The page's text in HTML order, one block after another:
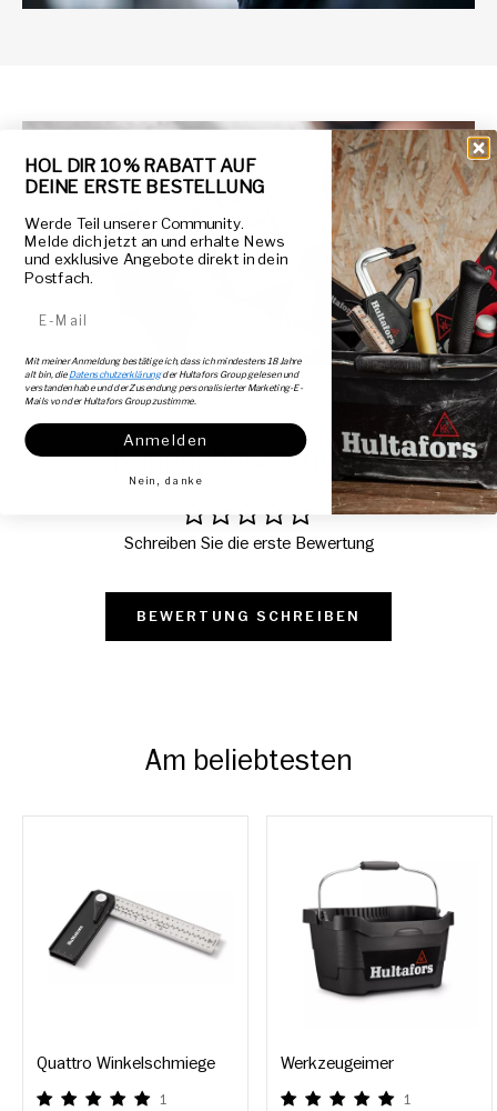
DIASHOW ANHALTEN
NÄCHSTE
Kundenbewertungen
Schreiben Sie die erste Bewertung
BEWERTUNG SCHREIBEN
Am beliebtesten
Quattro Winkelschmiege
1
Werkzeugeimer
1
HOL DIR 10 % RABATT AUF
DEINE ERSTE BESTELLUNG
Werde Teil unserer Community.
Melde dich jetzt an und erhalte News
und exklusive Angebote direkt in dein
Postfach.
Mit meiner Anmeldung bestätige ich, dass ich mindestens 18 Jahre
alt bin, dieDatenschutzerklärungder Hultafors Group gelesen und
verstanden habe und der Zusendung personalisierter Marketing-E-
Mails von der Hultafors Group zustimme.
Anmelden
Nein, danke